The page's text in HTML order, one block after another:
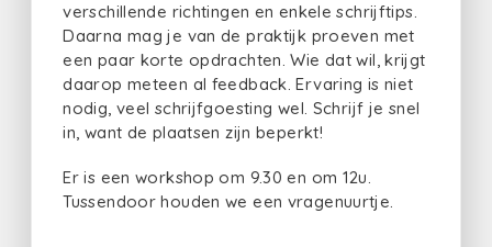
verschillende richtingen en enkele schrijftips.
Daarna mag je van de praktijk proeven met
een paar korte opdrachten. Wie dat wil, krijgt
daarop meteen al feedback. Ervaring is niet
nodig, veel schrijfgoesting wel. Schrijf je snel
in, want de plaatsen zijn beperkt!
Er is een workshop om 9.30 en om 12u.
Tussendoor houden we een vragenuurtje.